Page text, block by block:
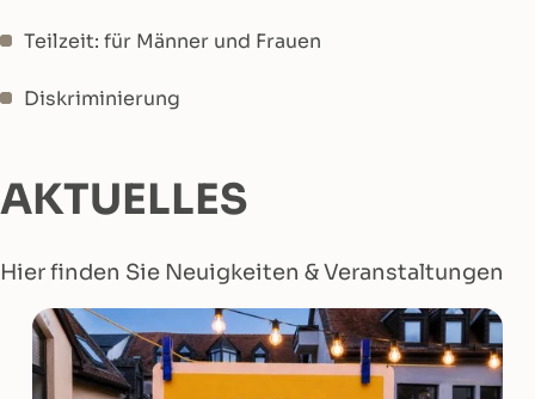
Teilzeit: für Männer und Frauen
Diskriminierung
AKTUELLES
Hier finden Sie Neuigkeiten & Veranstaltungen